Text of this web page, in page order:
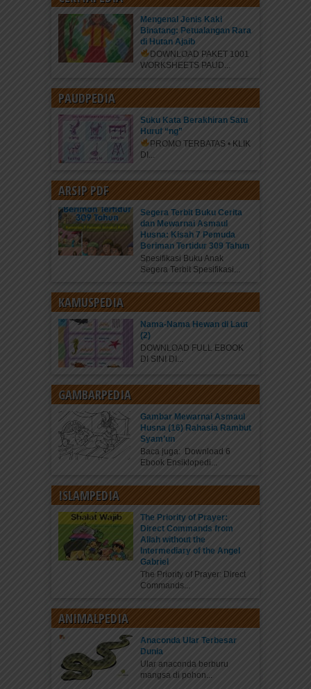
Mengenal Jenis Kaki
Binatang: Petualangan Rara
di Hutan Ajaib
DOWNLOAD PAKET 1001
WORKSHEETS PAUD...
PAUDPEDIA
Suku Kata Berakhiran Satu
Huruf “ng”
PROMO TERBATAS • KLIK
DI...
ARSIP PDF
Segera Terbit Buku Cerita
dan Mewarnai Asmaul
Husna: Kisah 7 Pemuda
Beriman Tertidur 309 Tahun
Spesifikasi Buku Anak
Segera Terbit Spesifikasi...
KAMUSPEDIA
Nama-Nama Hewan di Laut
(2)
DOWNLOAD FULL EBOOK
DI SINI DI...
GAMBARPEDIA
Gambar Mewarnai Asmaul
Husna (16) Rahasia Rambut
Syam’un
Baca juga: Download 6
Ebook Ensiklopedi...
ISLAMPEDIA
The Priority of Prayer:
Direct Commands from
Allah without the
Intermediary of the Angel
Gabriel
The Priority of Prayer: Direct
Commands...
ANIMALPEDIA
Anaconda Ular Terbesar
Dunia
Ular anaconda berburu
mangsa di pohon...